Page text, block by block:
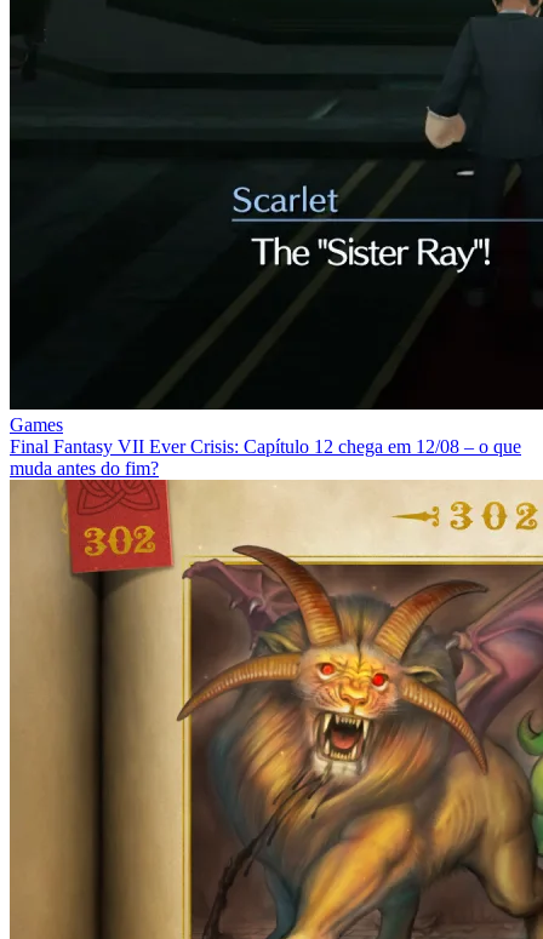
Games
Final Fantasy VII Ever Crisis: Capítulo 12 chega em 12/08 – o que
muda antes do fim?